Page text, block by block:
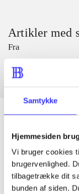
Samtykke
Hjemmesiden
Vi bruger cookies
brugervenlighed.
tilbagetrække dit
bunden af siden.
Artikler med
Fra
Artikler
Alle registrerede
...